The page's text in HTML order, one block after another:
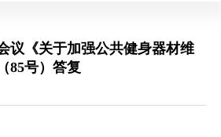
议《关于加强公共健身器材维
85号）答复